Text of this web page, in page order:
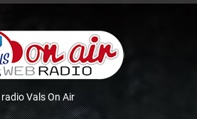
radio Vals On Air